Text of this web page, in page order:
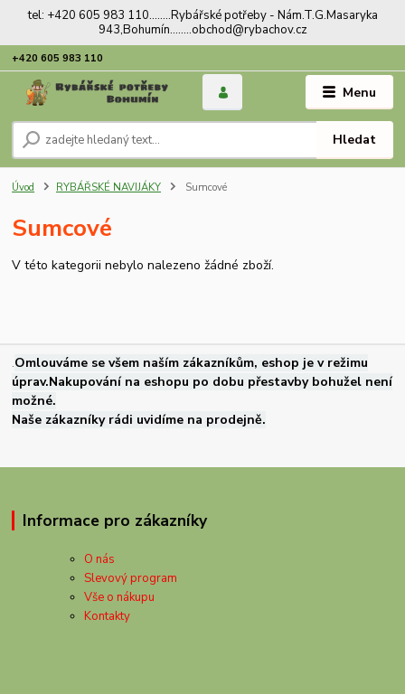
tel: +420 605 983 110........Rybářské potřeby - Nám.T.G.Masaryka
943,Bohumín........obchod@rybachov.cz
Menu
Hledat
+420 605 983 110
Úvod RYBÁŘSKÉ NAVIJÁKY Sumcové
Sumcové
V této kategorii nebylo nalezeno žádné zboží.
.Omlouváme se všem naším zákazníkům, eshop je v režimu
úprav.Nakupování na eshopu po dobu přestavby bohužel není
možné.
Naše zákazníky rádi uvidíme na prodejně.
Informace pro zákazníky
O nás
Slevový program
Vše o nákupu
Kontakty